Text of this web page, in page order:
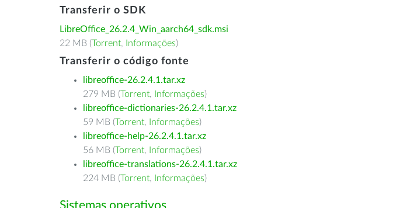
Transferir o SDK
LibreOffice_26.2.4_Win_aarch64_sdk.msi
22 MB (Torrent, Informações)
Transferir o código fonte
libreoffice-26.2.4.1.tar.xz
279 MB (Torrent, Informações)
libreoffice-dictionaries-26.2.4.1.tar.xz
59 MB (Torrent, Informações)
libreoffice-help-26.2.4.1.tar.xz
56 MB (Torrent, Informações)
libreoffice-translations-26.2.4.1.tar.xz
224 MB (Torrent, Informações)
Sistemas operativos